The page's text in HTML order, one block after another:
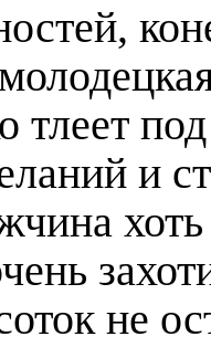
тлеет
и
не